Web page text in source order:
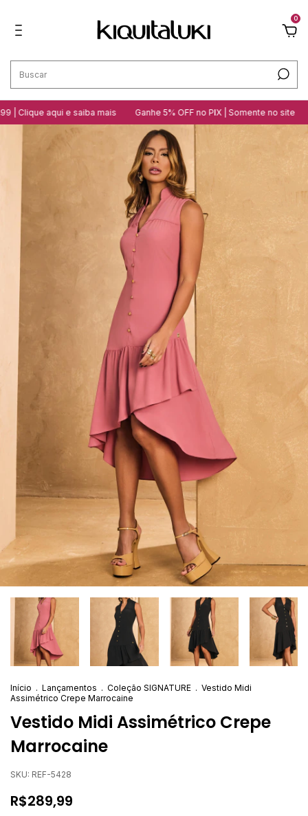
0
aqui e saiba mais Ganhe 5% OFF no PIX | Somente no site 10
Início . Lançamentos . Coleção SIGNATURE . Vestido Midi
Assimétrico Crepe Marrocaine
Vestido Midi Assimétrico Crepe
Marrocaine
SKU: REF-5428
R$289,99